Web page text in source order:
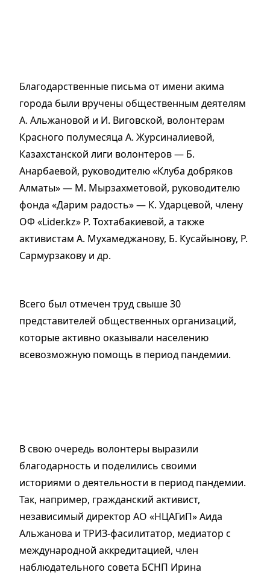
Благодарственные письма от имени акима
города были вручены общественным деятелям
А. Альжановой и И. Виговской, волонтерам
Красного полумесяца А. Журсиналиевой,
Казахстанской лиги волонтеров — Б.
Анарбаевой, руководителю «Клуба добряков
Алматы» — М. Мырзахметовой, руководителю
фонда «Дарим радость» — К. Ударцевой, члену
ОФ «Lider.kz» Р. Тохтабакиевой, а также
активистам А. Мухамеджанову, Б. Кусайынову, Р.
Сармурзакову и др.
Всего был отмечен труд свыше 30
представителей общественных организаций,
которые активно оказывали населению
всевозможную помощь в период пандемии.
В свою очередь волонтеры выразили
благодарность и поделились своими
историями о деятельности в период пандемии.
Так, например, гражданский активист,
независимый директор АО «НЦАГиП» Аида
Альжанова и ТРИЗ-фасилитатор, медиатор с
международной аккредитацией, член
наблюдательного совета БСНП Ирина